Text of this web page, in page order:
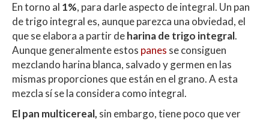
En torno al 1%, para darle aspecto de integral. Un pan
de trigo integral es, aunque parezca una obviedad, el
que se elabora a partir deharina de trigo integral.
Aunque generalmente estos panes se consiguen
mezclando harina blanca, salvado y germen en las
mismas proporciones que están en el grano. A esta
mezcla sí se la considera como integral.
El pan multicereal, sin embargo, tiene poco que ver